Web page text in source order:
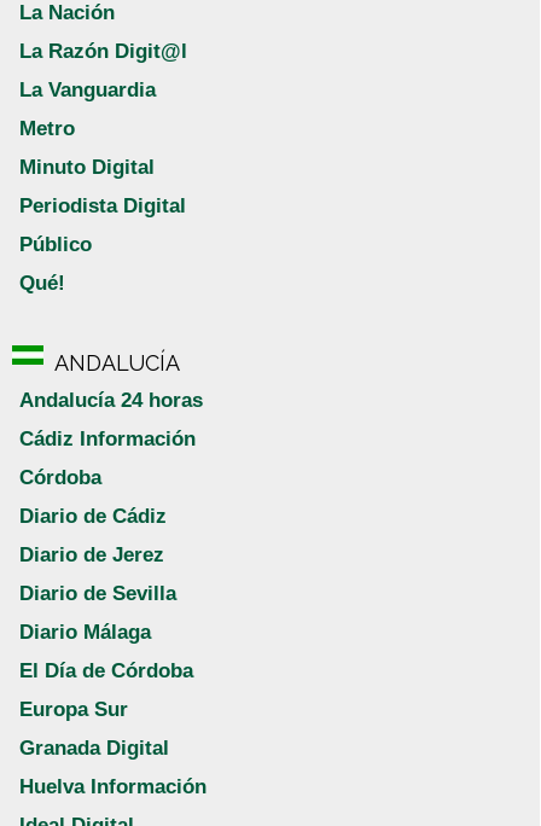
La Nación
La Razón Digit@l
La Vanguardia
Metro
Minuto Digital
Periodista Digital
Público
Qué!
ANDALUCÍA
Andalucía 24 horas
Cádiz Información
Córdoba
Diario de Cádiz
Diario de Jerez
Diario de Sevilla
Diario Málaga
El Día de Córdoba
Europa Sur
Granada Digital
Huelva Información